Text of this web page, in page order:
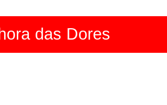
das Dores